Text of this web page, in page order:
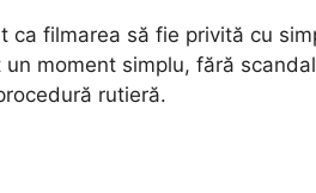
ca filmarea să fie privită cu
moment simplu, fără
rutieră.